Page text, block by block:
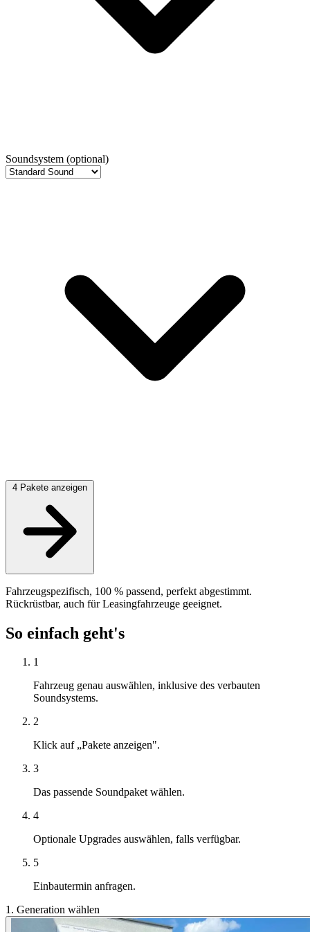
Soundsystem (optional)
4 Pakete anzeigen
Fahrzeugspezifisch, 100 % passend, perfekt abgestimmt.
Rückrüstbar, auch für Leasingfahrzeuge geeignet.
So einfach geht's
1
Fahrzeug genau auswählen, inklusive des verbauten
Soundsystems.
2
Klick auf „Pakete anzeigen".
3
Das passende Soundpaket wählen.
4
Optionale Upgrades auswählen, falls verfügbar.
5
Einbautermin anfragen.
1. Generation wählen